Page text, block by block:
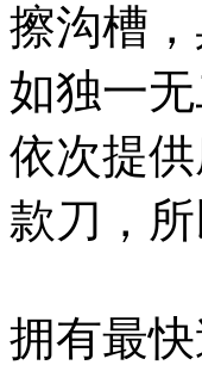
擦沟槽
如独一
依次提
款刀，
拥有最